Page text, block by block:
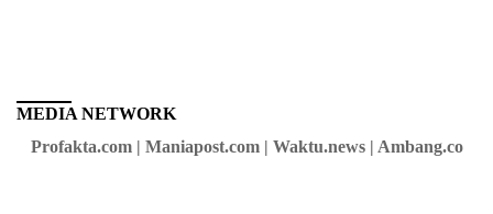
MEDIA NETWORK
Profakta.com | Maniapost.com | Waktu.news | Ambang.co